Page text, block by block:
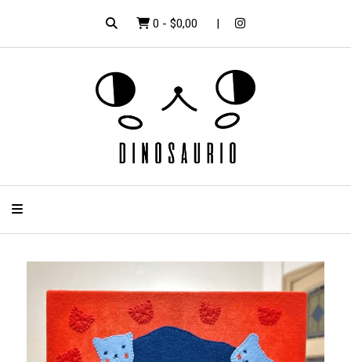
0 - $0,00